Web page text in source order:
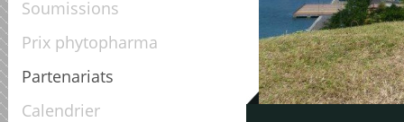
Soumissions
Prix phytopharma
Partenariats
Calendrier